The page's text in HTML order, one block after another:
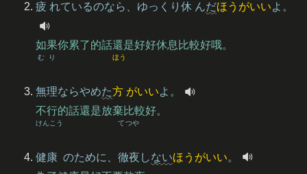
疲 れているのなら、ゆっくり 休 んだほうがいいよ。
如果你累了的話還是好好休息比較好哦。
無理
むり
ならやめた方
ほう
がいいよ。
不行的話還是放棄比較好。
健康
けんこう
のために、 徹夜
てつや
しないほうがいい。